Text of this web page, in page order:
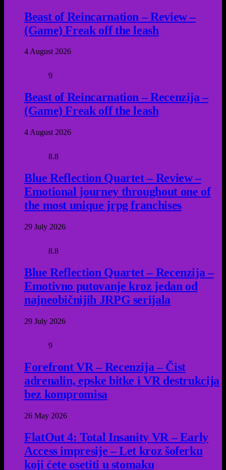
Beast of Reincarnation – Review –
(Game) Freak off the leash
4 August 2026
9
Beast of Reincarnation – Recenzija –
(Game) Freak off the leash
4 August 2026
8.8
Blue Reflection Quartet – Review –
Emotional journey throughout one of
the most unique jrpg franchises
29 July 2026
8.8
Blue Reflection Quartet – Recenzija –
Emotivno putovanje kroz jedan od
najneobičnijih JRPG serijala
29 July 2026
9
Forefront VR – Recenzija – Čist
adrenalin, epske bitke i VR destrukcija
bez kompromisa
26 May 2026
FlatOut 4: Total Insanity VR – Early
Access impresije – Let kroz šoferku
koji ćete osetiti u stomaku